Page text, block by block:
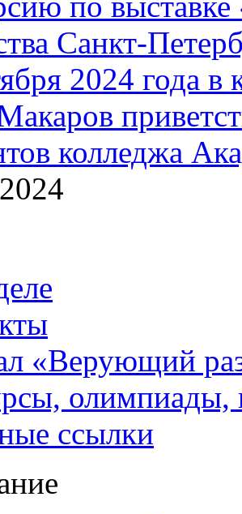
Санкт-
2024 года
колледжа
«Верующий
олимпиады,
ссылки